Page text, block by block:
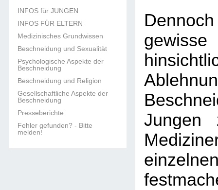
INFOS für JUNGEN
INFOS FÜR ELTERN
Medizinisches Grundwissen
Beschneidung und Sexualität
Psychologische Aspekte der
Beschneidung
Beschneidung und Religion
Gesellschaftliche Aspekte der
Beschneidung
Presseberichte
Fehler gefunden? - Bitte
melden!
Jungen